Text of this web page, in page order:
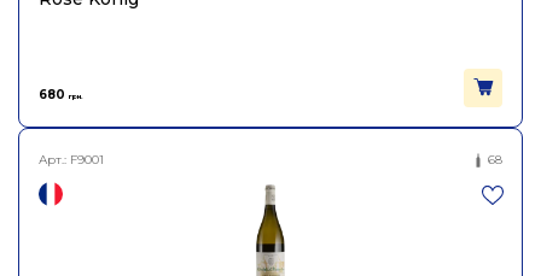
680 грн.
Арт.: F9001 68